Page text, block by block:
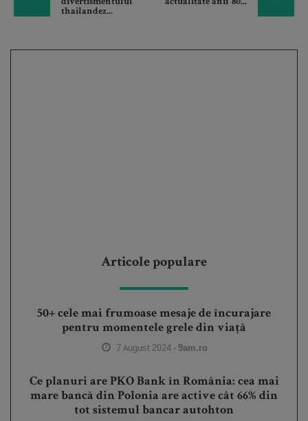
divertismentului
thailandez...
actualitate anii ’80...
Articole populare
50+ cele mai frumoase mesaje de încurajare
pentru momentele grele din viață
7 August 2024 -9am.ro
Ce planuri are PKO Bank în România: cea mai
mare bancă din Polonia are active cât 66% din
tot sistemul bancar autohton